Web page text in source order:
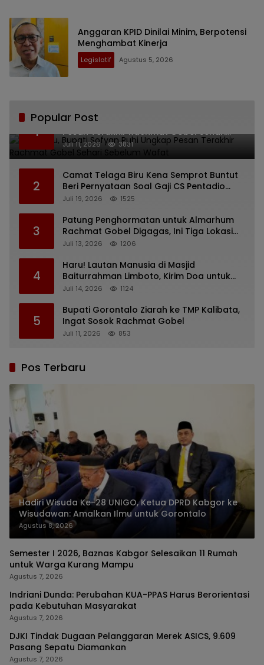
Anggaran KPID Dinilai Minim, Berpotensi
Menghambat Kinerja
Legislatif Agustus 5, 2026
Popular Post
1
Bikin Haru, Bupati Sofyan Puhi Ungkap
Pesan Terakhir Rachmat Gobel Sehari
Sebelum Wafat
Juli 11, 2026 3831
2
Camat Telaga Biru Kena Semprot Buntut
Beri Pernyataan Soal Gaji CS Pentadio
Barat yang Nunggak
Juli 19, 2026 1525
3
Patung Penghormatan untuk Almarhum
Rachmat Gobel Digagas, Ini Tiga Lokasi
yang Diusulkan
Juli 13, 2026 1206
4
Haru! Lautan Manusia di Masjid
Baiturrahman Limboto, Kirim Doa untuk
Almarhum Rachmat Gobel
Juli 14, 2026 1124
5
Bupati Gorontalo Ziarah ke TMP Kalibata,
Ingat Sosok Rachmat Gobel
Juli 11, 2026 853
Pos Terbaru
Hadiri Wisuda Ke-28 UNIGO, Ketua DPRD Kabgor ke
Wisudawan: Amalkan Ilmu untuk Gorontalo
Agustus 8, 2026
Semester I 2026, Baznas Kabgor Selesaikan 11 Rumah
untuk Warga Kurang Mampu
Agustus 7, 2026
Indriani Dunda: Perubahan KUA-PPAS Harus Berorientasi
pada Kebutuhan Masyarakat
Agustus 7, 2026
DJKI Tindak Dugaan Pelanggaran Merek ASICS, 9.609
Pasang Sepatu Diamankan
Agustus 7, 2026